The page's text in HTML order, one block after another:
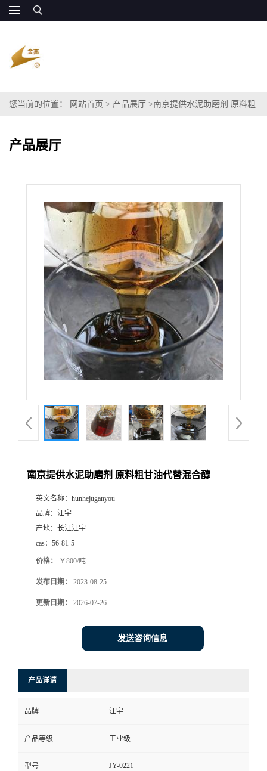
您当前的位置： 网站首页 > 产品展厅 >南京提供水泥助磨剂 原料粗
产品展厅
南京提供水泥助磨剂 原料粗甘油代替混合醇
英文名称： hunhejuganyou
品牌： 江宇
产地： 长江江宇
cas： 56-81-5
价格： ￥800/吨
发布日期： 2023-08-25
更新日期： 2026-07-26
发送咨询信息
产品详请
品牌 江宇
产品等级 工业级
型号 JY-0221